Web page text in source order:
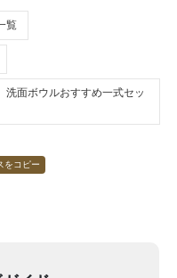
覧
面ボウルおすすめ一式セッ
をコピー